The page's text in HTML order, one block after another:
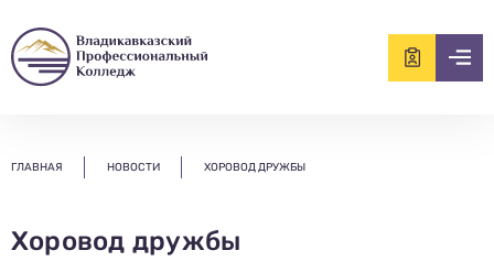
ГЛАВНАЯ НОВОСТИ ХОРОВОД ДРУЖБЫ
Хоровод дружбы